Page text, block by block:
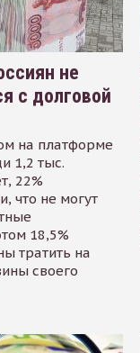
не
с долговой
на платформе
1,2 тыс.
22%
что не могут
18,5%
тратить на
своего